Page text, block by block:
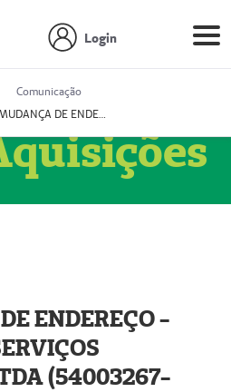
Login
Comunicação
MUDANÇA DE ENDEREÇO - DIAGITAB SERVIÇOS MÉDICOS LTDA (54003267-5)
ENDEREÇO -
(54003267-